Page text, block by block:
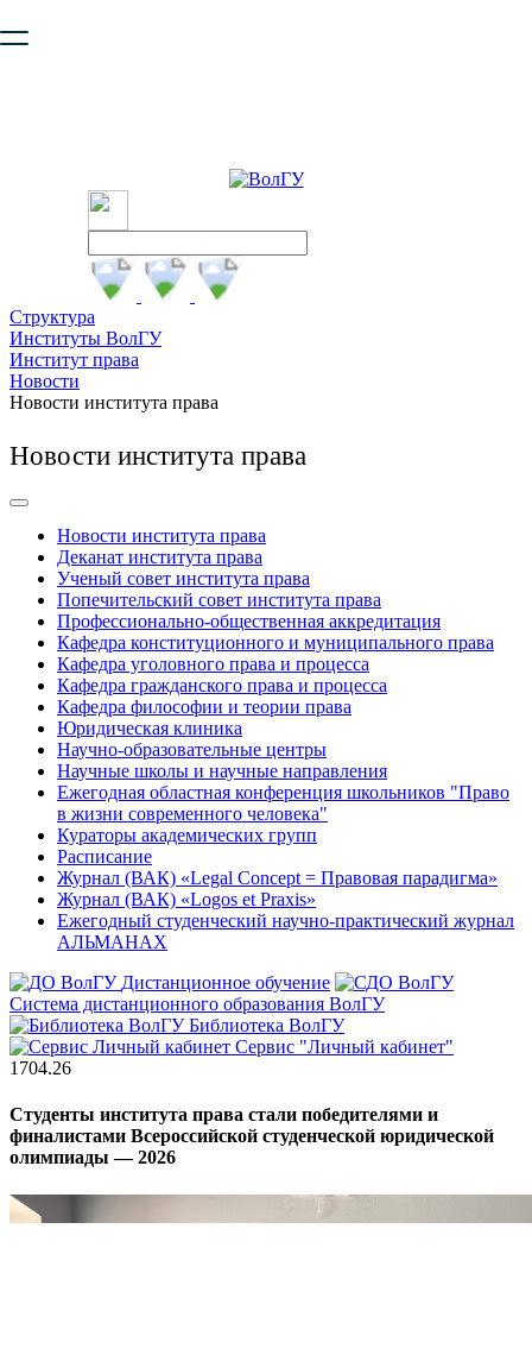
безопасную работу с сайтом. Пожалуйста
Структура
Институты ВолГУ
Институт права
Новости
Новости института права
Новости института права
Новости института права
Деканат института права
Ученый совет института права
Попечительский совет института права
Профессионально-общественная аккредитация
Кафедра конституционного и муниципального права
Кафедра уголовного права и процесса
Кафедра гражданского права и процесса
Кафедра философии и теории права
Юридическая клиника
Научно-образовательные центры
Научные школы и научные направления
Ежегодная областная конференция школьников "Право
в жизни современного человека"
Кураторы академических групп
Расписание
Журнал (ВАК) «Legal Concept = Правовая парадигма»
Журнал (ВАК) «Logos et Praxis»
Ежегодный студенческий научно-практический журнал
АЛЬМАНАХ
Дистанционное обучение
Система дистанционного образования ВолГУ
Библиотека ВолГУ
Сервис "Личный кабинет"
1704.26
Студенты института права стали победителями и
финалистами Всероссийской студенческой юридической
олимпиады — 2026